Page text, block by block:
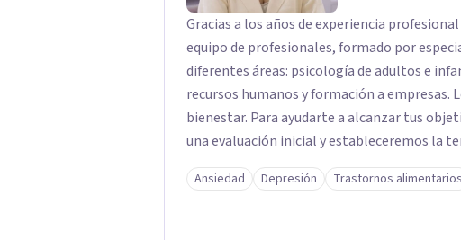
Gracias a los años de experiencia
equipo de profesionales, formado por
diferentes áreas: psicología de adultos e
recursos humanos y formación a empresas. Lo más importante para nosotros es tu
bienestar. Para ayudarte a alcanzar tus
una evaluación inicial y estableceremos la
Trabajaremos desde la psicología cognitiva
compromiso, o incluiremos herramientas
Ansiedad Depresión Trastornos alimentarios